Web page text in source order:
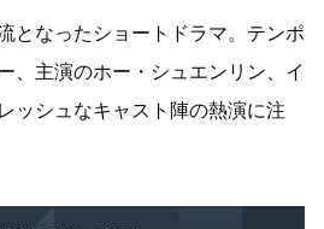
となったショートドラマ。テンポ
、主演のホー・シュエンリン、イ
ッシュなキャスト陣の熱演に注